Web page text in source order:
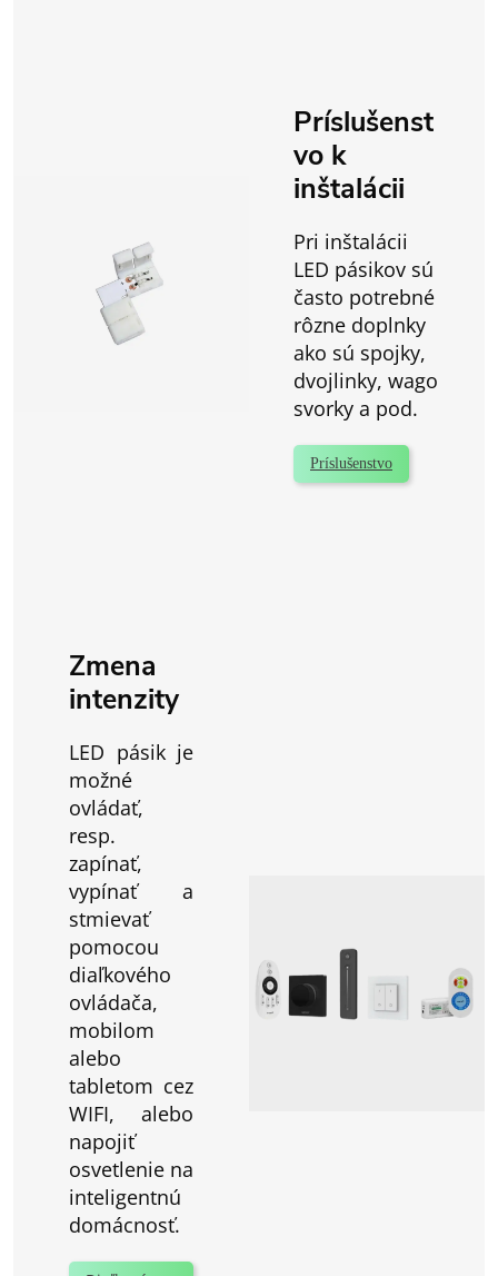
Príslušenst
vo k
inštalácii
Pri inštalácii
LED pásikov sú
často potrebné
rôzne doplnky
ako sú spojky,
dvojlinky, wago
svorky a pod.
Príslušenstvo
Zmena
intenzity
LED pásik je
možné
ovládať,
resp.
zapínať,
vypínať a
stmievať
pomocou
diaľkového
ovládača,
mobilom
alebo
tabletom cez
WIFI, alebo
napojiť
osvetlenie na
inteligentnú
domácnosť.